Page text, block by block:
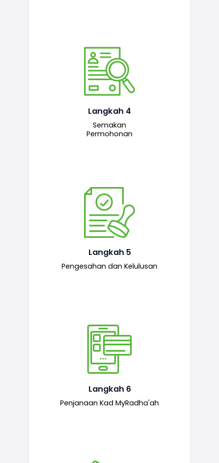
Langkah 4
Semakan
Permohonan
Pegawai penyemak menyemak
maklumat yang dikemukakan. Jika
semua maklumat adalah lengkap dan
kepada pegawai pelulus untuk
tindakan seterusnya.
Langkah 5
Pengesahan dan Kelulusan
Pegawai pelulus menilai permohonan
dan memberi pengesahan serta
kelulusan akhir sekiranya semuanya
mematuhi syarat ditetapkan.
Langkah 6
Penjanaan Kad MyRadha'ah
Setelah permohonan diluluskan, kad
MyRadha’ah akan dijana.